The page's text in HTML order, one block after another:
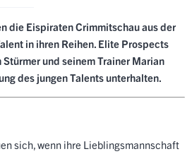
die Eispiraten Crimmitschau aus der
in ihren Reihen. Elite Prospects
und seinem Trainer Marian
des jungen Talents unterhalten.
sich, wenn ihre Lieblingsmannschaft